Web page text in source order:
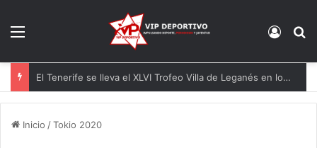
El Tenerife se lleva el XLVI Trofeo Villa de Leganés en los penaltis
Inicio /Tokio 2020